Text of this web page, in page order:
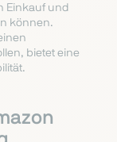
Einkauf und
können.
bietet eine